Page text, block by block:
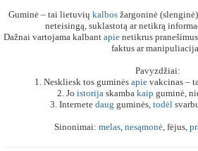
Guminė – tai lietuvių kalbosžargoninė (slenginė)
neteisingą, suklastotą ar netikrą
Dažnai vartojama kalbant apie netikrus
faktus ar
Pavyzdžiai:
1. Neskliesk tos guminės apievakcinas –
2. Jo istorijaskamba kaip guminė,
3. Internete daug guminės, todėl
Sinonimai: melas, nesąmonė, fėjus,